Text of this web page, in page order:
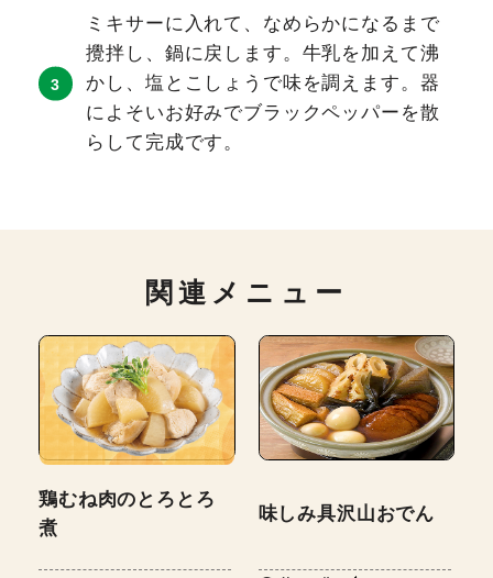
ミキサーに入れて、なめらかになるまで
攪拌し、鍋に戻します。牛乳を加えて沸
かし、塩とこしょうで味を調えます。器
によそいお好みでブラックペッパーを散
らして完成です。
関連メニュー
鶏むね肉のとろとろ
煮
味しみ具沢山おでん